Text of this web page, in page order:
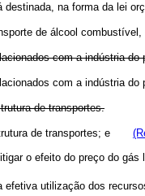
na forma da lei
de álcool
com a indústria do
com a indústria
de transportes.
de transportes; e
o efeito do preço do
efetiva utilização dos